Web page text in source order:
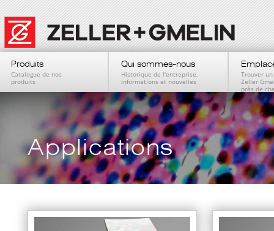
Produits
Catalogue de nos
produits
Qui sommes-nous
Historique de l'entreprise,
informations et nouvelles
Trouver
Zeller
près de
Applications